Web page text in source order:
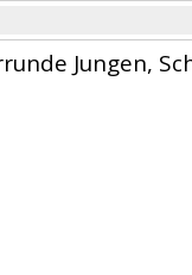
Jungen,